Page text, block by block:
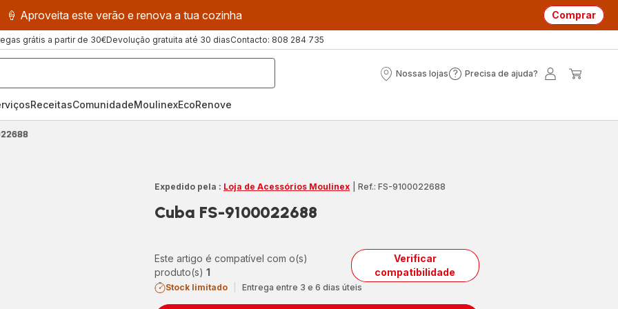
🍦 Aproveita este verão e renova a tua cozinha Comprar
grátis a partir de 30€Devolução gratuita até 30 diasContacto: 808 284 735
Nossas lojas
Nossas
Precisa de ajuda?
Precisa
ReceitasComunidadeMoulinexEcoRenove
Expedido pela : Loja de Acessórios Moulinex Ref.: FS-9100022688
Cuba FS-9100022688
Este artigo é compatível com o(s)
produto(s) 1
Verificar
compatibilidade
Stock limitado Entrega entre 3 e 6 dias úteis